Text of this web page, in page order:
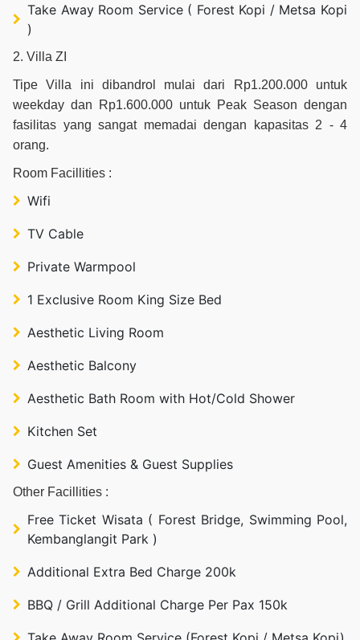
Take Away Room Service ( Forest Kopi / Metsa Kopi
)
2. Villa ZI
Tipe Villa ini dibandrol mulai dari Rp1.200.000 untuk
weekday dan Rp1.600.000 untuk Peak Season dengan
fasilitas yang sangat memadai dengan kapasitas 2 - 4
orang.
Room Facillities :
Wifi
TV Cable
Private Warmpool
1 Exclusive Room King Size Bed
Aesthetic Living Room
Aesthetic Balcony
Aesthetic Bath Room with Hot/Cold Shower
Kitchen Set
Guest Amenities & Guest Supplies
Other Facillities :
Free Ticket Wisata ( Forest Bridge, Swimming Pool,
Kembanglangit Park )
Additional Extra Bed Charge 200k
BBQ / Grill Additional Charge Per Pax 150k